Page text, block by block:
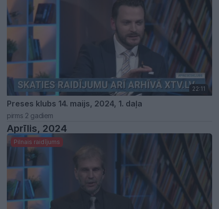
22:11
Preses klubs 14. maijs, 2024, 1. daļa
pirms 2 gadiem
Aprīlis, 2024
Pilnais raidījums